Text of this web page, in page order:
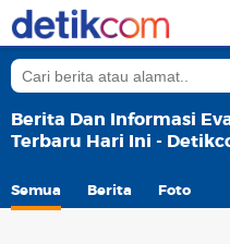
Berita Dan Informasi
Terbaru Hari Ini -
Semua Berita Foto